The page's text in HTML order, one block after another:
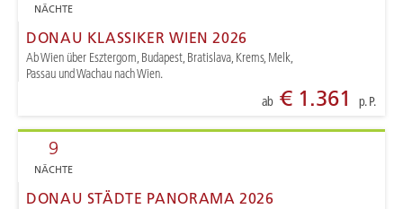
NÄCHTE
DONAU KLASSIKER WIEN 2026
Ab Wien über Esztergom, Budapest, Bratislava, Krems, Melk,
Passau und Wachau nach Wien.
ab€ 1.361 p. P.
9
NÄCHTE
DONAU STÄDTE PANORAMA 2026